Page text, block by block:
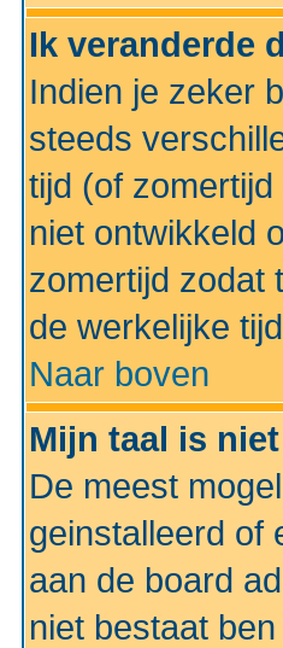
Ik veranderde
Indien je zeker
steeds
tijd (of
niet ontwikkeld
zomertijd zodat
de werkelijke
Naar boven
Mijn taal is
De meest
geinstalleerd of
aan de board
niet bestaat